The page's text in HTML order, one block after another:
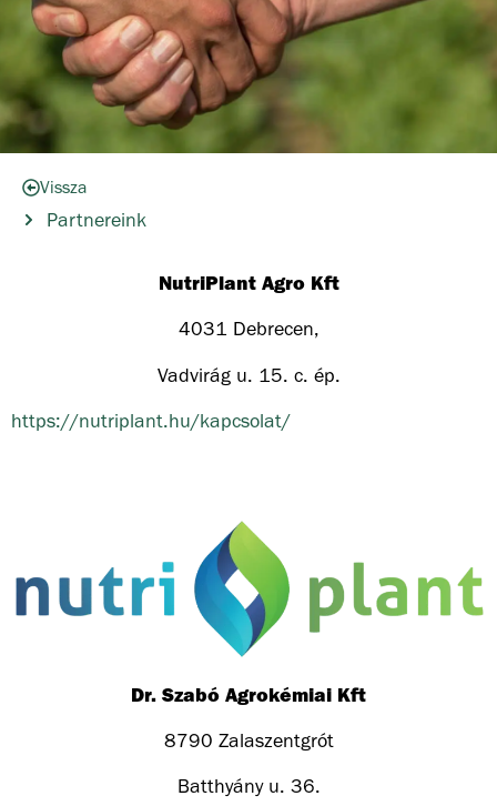
Vissza
Partnereink
NutriPlant Agro Kft
4031 Debrecen,
Vadvirág u. 15. c. ép.
https://nutriplant.hu/kapcsolat/
Dr. Szabó Agrokémiai Kft
8790 Zalaszentgrót
Batthyány u. 36.